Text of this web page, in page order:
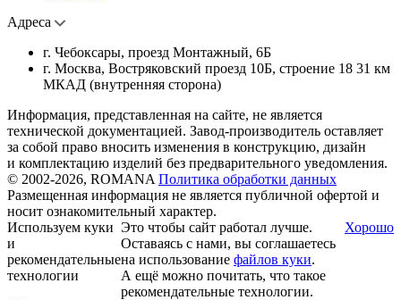
Адреса
г. Чебоксары, проезд Монтажный, 6Б
г. Москва, Востряковский проезд 10Б, строение 18 31 км
МКАД (внутренняя сторона)
Информация, представленная на сайте, не является
технической документацией. Завод-производитель оставляет
за собой право вносить изменения в конструкцию, дизайн
и комплектацию изделий без предварительного уведомления.
© 2002-2026, ROMANA Политика обработки данных
Размещенная информация не является публичной офертой и
носит ознакомительный характер.
Используем куки
и
рекомендательные
технологии
Это чтобы сайт работал лучше.
Оставаясь с нами, вы соглашаетесь
на использование файлов куки.
А ещё можно почитать, что такое
рекомендательные технологии.
Хорошо